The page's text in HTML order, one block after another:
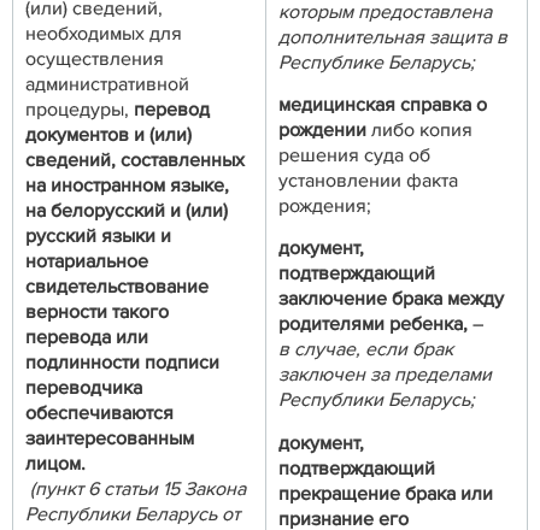
(или) сведений,
необходимых для
осуществления
административной
процедуры, перевод
документов и (или)
сведений, составленных
на иностранном языке,
на белорусский и (или)
русский языки и
нотариальное
свидетельствование
верности такого
перевода или
подлинности подписи
переводчика
обеспечиваются
заинтересованным
лицом.
(пункт 6 статьи 15 Закона
Республики Беларусь от
которым предоставлена
дополнительная защита в
Республике Беларусь;
медицинская справка о
рождении либо копия
решения суда об
установлении факта
рождения;
документ,
подтверждающий
заключение брака между
родителями ребенка, –
в случае, если брак
заключен за пределами
Республики Беларусь;
документ,
подтверждающий
прекращение брака или
признание его